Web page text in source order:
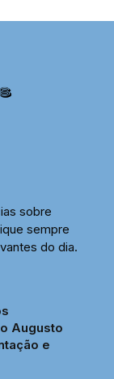
sobre
sempre
do dia.
Augusto
e